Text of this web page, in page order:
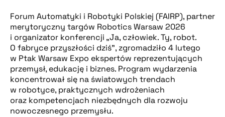
Forum Automatyki i Robotyki Polskiej (FAIRP), partner
merytoryczny targów Robotics Warsaw 2026
i organizator konferencji „Ja, człowiek. Ty, robot.
O fabryce przyszłości dziś”, zgromadziło 4 lutego
w Ptak Warsaw Expo ekspertów reprezentujących
przemysł, edukację i biznes. Program wydarzenia
koncentrował się na światowych trendach
w robotyce, praktycznych wdrożeniach
oraz kompetencjach niezbędnych dla rozwoju
nowoczesnego przemysłu.